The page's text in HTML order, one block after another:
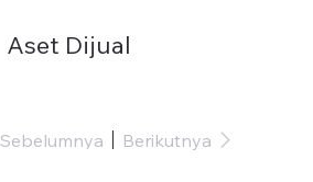
Aset Dijual
Sebelumnya Berikutnya